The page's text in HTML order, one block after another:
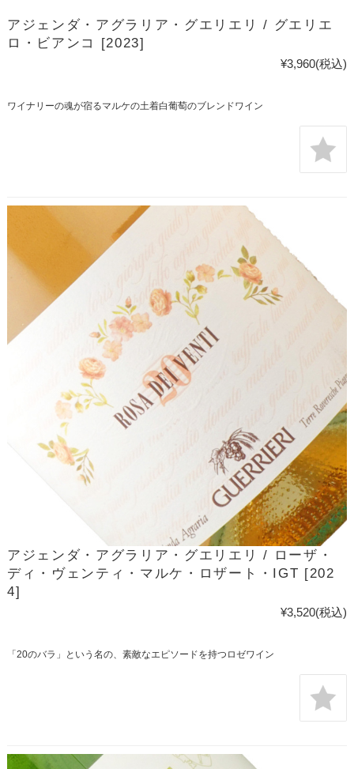
アジェンダ・アグラリア・グエリエリ / グエリエ
ロ・ビアンコ [2023]
¥3,960(税込)
ワイナリーの魂が宿るマルケの土着白葡萄のブレンドワイン
アジェンダ・アグラリア・グエリエリ / ローザ・
ディ・ヴェンティ・マルケ・ロザート・IGT [202
4]
¥3,520(税込)
「20のバラ」という名の、素敵なエピソードを持つロゼワイン